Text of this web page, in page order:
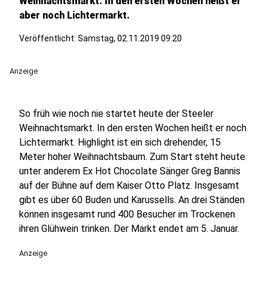
aber noch Lichtermarkt.
Veröffentlicht: Samstag, 02.11.2019 09:20
Anzeige
So früh wie noch nie startet heute der Steeler
Weihnachtsmarkt. In den ersten Wochen heißt er noch
Lichtermarkt. Highlight ist ein sich drehender, 15
Meter hoher Weihnachtsbaum. Zum Start steht heute
unter anderem Ex Hot Chocolate Sänger Greg Bannis
auf der Bühne auf dem Kaiser Otto Platz. Insgesamt
gibt es über 60 Buden und Karussells. An drei Ständen
können insgesamt rund 400 Besucher im Trockenen
ihren Glühwein trinken. Der Markt endet am 5. Januar.
Anzeige